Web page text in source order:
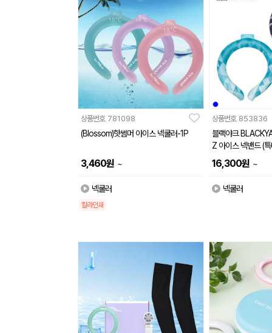
상품번호 781098
(Blossom)핫썸머 아이스 넥쿨러-1P
3,460원 ~
넥쿨러
칼라인쇄
상품번호 853836
블랙야크
Z 아이스 넥밴드 (
16,300원 ~
넥쿨러